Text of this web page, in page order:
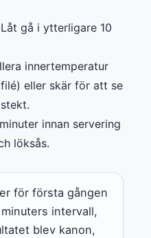
Låt gå i ytterligare 10
innertemperatur
eller skär för att se
innan servering
löksås.
för första gången
intervall,
blev kanon,